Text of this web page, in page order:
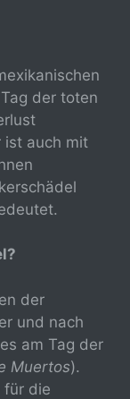
der toten
ist auch mit
der
und nach
am Tag der
Muertos).
für die